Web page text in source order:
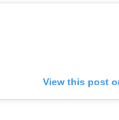
View this post